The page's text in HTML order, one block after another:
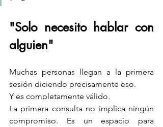
"Solo necesito hablar con
alguien"
Muchas personas llegan a la primera
sesión diciendo precisamente eso.
Y es completamente válido.
La primera consulta no implica ningún
compromiso. Es un espacio para